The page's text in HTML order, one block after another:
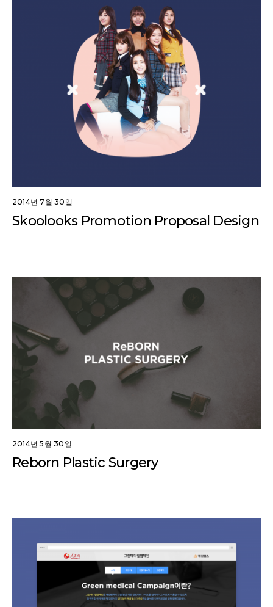
2014년 7월 30일
Skoolooks Promotion Proposal Design
2014년 5월 30일
Reborn Plastic Surgery